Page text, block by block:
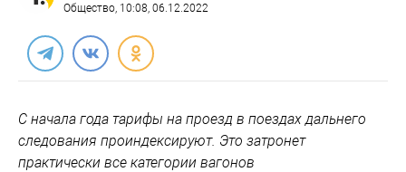
Общество, 10:08, 06.12.2022
С начала года тарифы на проезд в поездах дальнего
следования проиндексируют. Это затронет
практически все категории вагонов